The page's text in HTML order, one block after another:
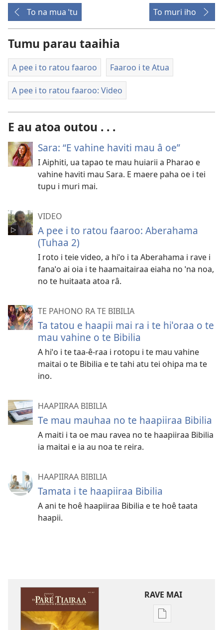
To na mua ˈtu To muri iho
Tumu parau taaihia
A pee i to ratou faaroo Faaroo i te Atua
A pee i to ratou faaroo: Video
E au atoa outou . . .
Sara: “E vahine haviti mau â oe”
I Aiphiti, ua tapao te mau huiarii a Pharao e
vahine haviti mau Sara. E maere paha oe i tei
tupu i muri mai.
VIDEO
A pee i to ratou faaroo: Aberahama
(Tuhaa 2)
I roto i teie video, a hiˈo i ta Aberahama i rave i
fanaˈo ai oia i te haamaitairaa eiaha no ˈna noa,
no te huitaata atoa râ.
TE PAHONO RA TE BIBILIA
Ta tatou e haapii mai ra i te hiˈoraa o te
mau vahine o te Bibilia
A hiˈo i te taa-ê-raa i rotopu i te mau vahine
maitai o te Bibilia e te tahi atu tei ohipa ma te
ino.
HAAPIIRAA BIBILIA
Te mau mauhaa no te haapiiraa Bibilia
A maiti i ta oe mau ravea no te haapiiraa Bibilia
ia maitai e ia au noa te reira.
HAAPIIRAA BIBILIA
Tamata i te haapiiraa Bibilia
A ani te hoê haapiiraa Bibilia e te hoê taata
haapii.
RAVE MAI
No